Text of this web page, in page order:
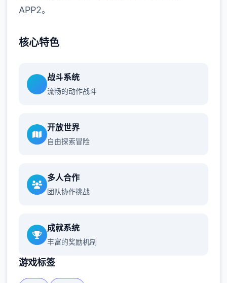
APP2。
核心特色
战斗系统
流畅的动作战斗
开放世界
自由探索冒险
多人合作
团队协作挑战
成就系统
丰富的奖励机制
游戏标签